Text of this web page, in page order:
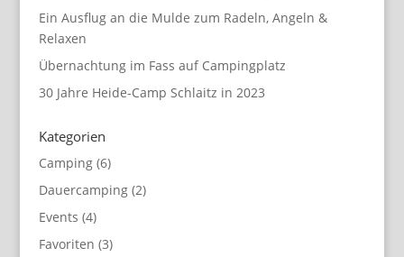
Ein Ausflug an die Mulde zum Radeln, Angeln &
Relaxen
Übernachtung im Fass auf Campingplatz
30 Jahre Heide-Camp Schlaitz in 2023
Kategorien
Camping(6)
Dauercamping(2)
Events (4)
Favoriten (3)